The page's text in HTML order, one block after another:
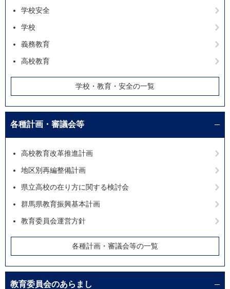
学校安全
学校
義務教育
高校教育
学校・教育・安全の一覧
各種計画・審議会等
高校教育改革推進計画
地区別再編整備計画
県立高校の在り方に関する検討会
群馬県教育振興基本計画
教育委員会運営方針
各種計画・審議会等の一覧
教育委員会のあらまし